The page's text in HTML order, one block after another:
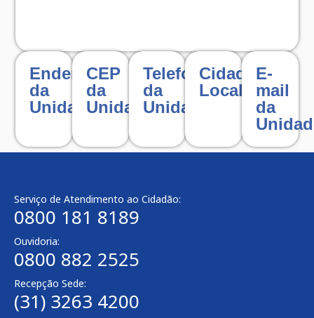
Endereço
da
Unidade
CEP
da
Unidade
Telefone
da
Unidade
Cidade
Localizada
E-
mail
da
Serviço de Atendimento ao Cidadão:
0800 181 8189
Ouvidoria:
0800 882 2525
Recepção Sede:
(31) 3263 4200